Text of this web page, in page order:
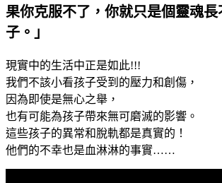
果你克服不了，你就只是個靈魂長
子。」
現實中的生活中正是如此!!!
我們不該小看孩子受到的壓力和創傷，
因為即使是無心之舉，
也有可能為孩子帶來無可磨滅的影響。
這些孩子的異常和脫軌都是真實的！
他們的不幸也是血淋淋的事實……